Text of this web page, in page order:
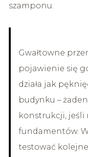
szamponu.
Gwałtowne
pojawienie się
działa jak
budynku –
konstrukcji, jeśli
fundamentów.
testować